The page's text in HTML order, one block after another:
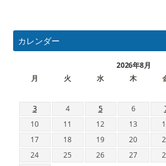
カレンダー
2026年8月
月
火 水 木
3
4 5 6
10
11 12 13
17
18 19 20
24
25 26 27